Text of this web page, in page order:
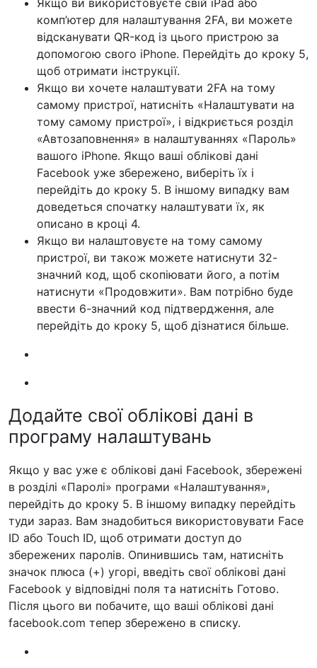
Якщо ви використовуєте свій iPad або
комп’ютер для налаштування 2FA, ви можете
відсканувати QR-код із цього пристрою за
допомогою свого iPhone. Перейдіть до кроку 5,
щоб отримати інструкції.
Якщо ви хочете налаштувати 2FA на тому
самому пристрої, натисніть «Налаштувати на
тому самому пристрої», і відкриється розділ
«Автозаповнення» в налаштуваннях «Пароль»
вашого iPhone. Якщо ваші облікові дані
Facebook уже збережено, виберіть їх і
перейдіть до кроку 5. В іншому випадку вам
доведеться спочатку налаштувати їх, як
описано в кроці 4.
Якщо ви налаштовуєте на тому самому
пристрої, ви також можете натиснути 32-
значний код, щоб скопіювати його, а потім
натиснути «Продовжити». Вам потрібно буде
ввести 6-значний код підтвердження, але
перейдіть до кроку 5, щоб дізнатися більше.
Додайте свої облікові дані в
програму налаштувань
Якщо у вас уже є облікові дані Facebook, збережені
в розділі «Паролі» програми «Налаштування»,
перейдіть до кроку 5. В іншому випадку перейдіть
туди зараз. Вам знадобиться використовувати Face
ID або Touch ID, щоб отримати доступ до
збережених паролів. Опинившись там, натисніть
значок плюса (+) угорі, введіть свої облікові дані
Facebook у відповідні поля та натисніть Готово.
Після цього ви побачите, що ваші облікові дані
facebook.com тепер збережено в списку.